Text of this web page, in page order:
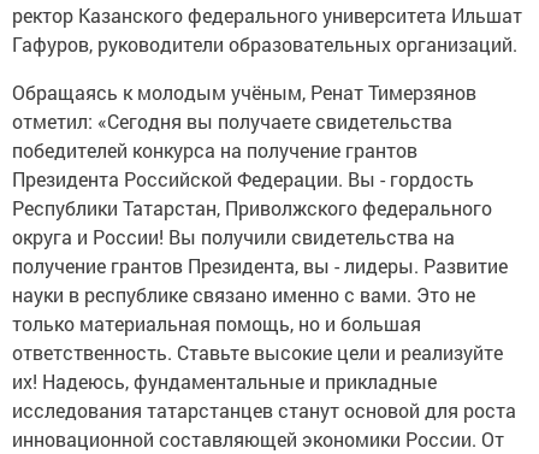
ректор Казанского федерального университета Ильшат
Гафуров, руководители образовательных организаций.
Обращаясь к молодым учёным, Ренат Тимерзянов
отметил: «Сегодня вы получаете свидетельства
победителей конкурса на получение грантов
Президента Российской Федерации. Вы - гордость
Республики Татарстан, Приволжского федерального
округа и России! Вы получили свидетельства на
получение грантов Президента, вы - лидеры. Развитие
науки в республике связано именно с вами. Это не
только материальная помощь, но и большая
ответственность. Ставьте высокие цели и реализуйте
их! Надеюсь, фундаментальные и прикладные
исследования татарстанцев станут основой для роста
инновационной составляющей экономики России. От